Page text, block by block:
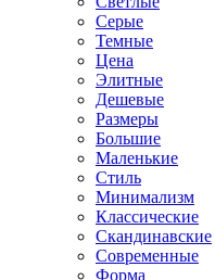
Серые
Темные
Цена
Элитные
Дешевые
Размеры
Большие
Маленькие
Стиль
Минимализм
Классические
Скандинавские
Современные
Форма